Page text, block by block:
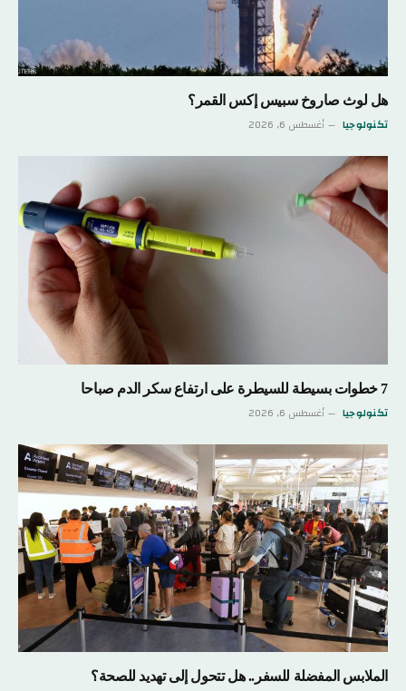
هل لوث صاروخ سبيس إكس القمر؟
تكنولوجيا أغسطس 6, 2026
7 خطوات بسيطة للسيطرة على ارتفاع سكر الدم صباحا
تكنولوجيا أغسطس 6, 2026
الملابس المفضلة للسفر.. هل تتحول إلى تهديد للصحة؟